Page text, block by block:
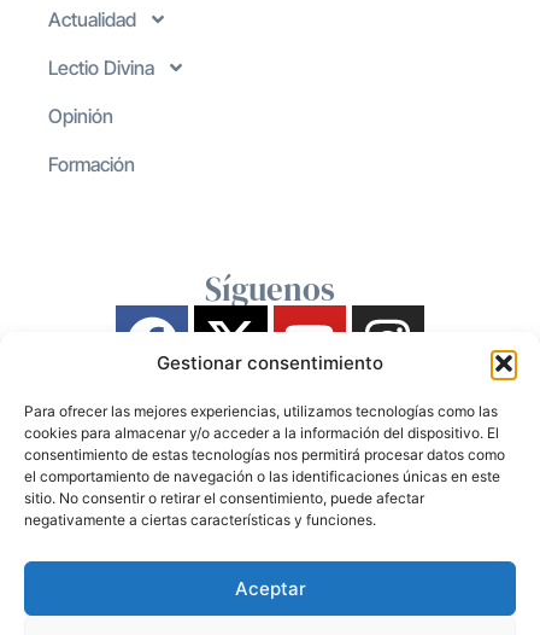
Gestionar consentimiento
Para ofrecer las mejores experiencias, utilizamos tecnologías como las
cookies para almacenar y/o acceder a la información del dispositivo. El
consentimiento de estas tecnologías nos permitirá procesar datos como
el comportamiento de navegación o las identificaciones únicas en este
sitio. No consentir o retirar el consentimiento, puede afectar
negativamente a ciertas características y funciones.
Aceptar
Actualidad
Lectio Divina
Opinión
Formación
Síguenos